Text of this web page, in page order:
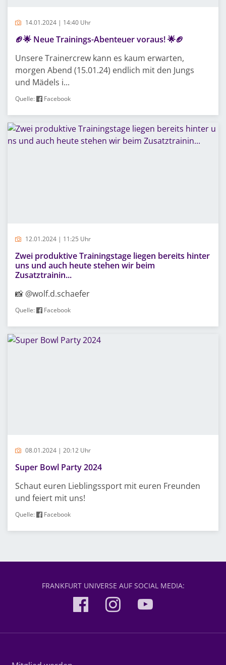
14.01.2024 | 14:40 Uhr
🏈🌟 Neue Trainings-Abenteuer voraus! 🌟🏈
Unsere Trainercrew kann es kaum erwarten,
morgen Abend (15.01.24) endlich mit den Jungs
und Mädels i...
Quelle: Facebook
12.01.2024 | 11:25 Uhr
Zwei produktive Trainingstage liegen bereits hinter
uns und auch heute stehen wir beim
Zusatztrainin...
📸 @wolf.d.schaefer
Quelle: Facebook
08.01.2024 | 20:12 Uhr
Super Bowl Party 2024
Schaut euren Lieblingssport mit euren Freunden
und feiert mit uns!
Quelle: Facebook
FRANKFURT UNIVERSE AUF SOCIAL MEDIA: